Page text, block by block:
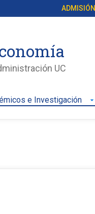
ADMISIÓN
UC
e Investigación arrow_drop_down